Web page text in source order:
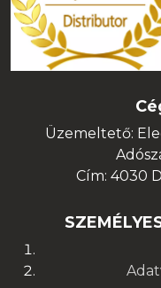
Üzemeltető:
Cím: 4030